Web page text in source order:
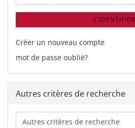
S'IDENTIFIER
Créer un nouveau compte
mot de passe oublié?
Autres critères de recherche